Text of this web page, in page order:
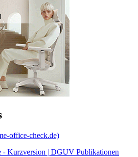
office-check.de)
Kurzversion | DGUV Publikationen